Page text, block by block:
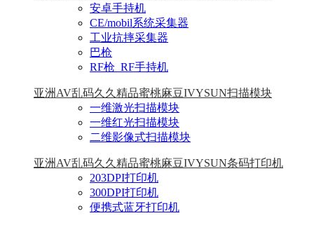
安卓手持机
CE/mobil系统采集器
工业抗摔采集器
巴枪
RF枪_RF手持机
亚洲AV乱码久久精品蜜桃麻豆IVYSUN扫描模块
一维激光扫描模块
一维红光扫描模块
二维影像式扫描模块
亚洲AV乱码久久精品蜜桃麻豆IVYSUN条码打印机
203DPI打印机
300DPI打印机
便携式蓝牙打印机